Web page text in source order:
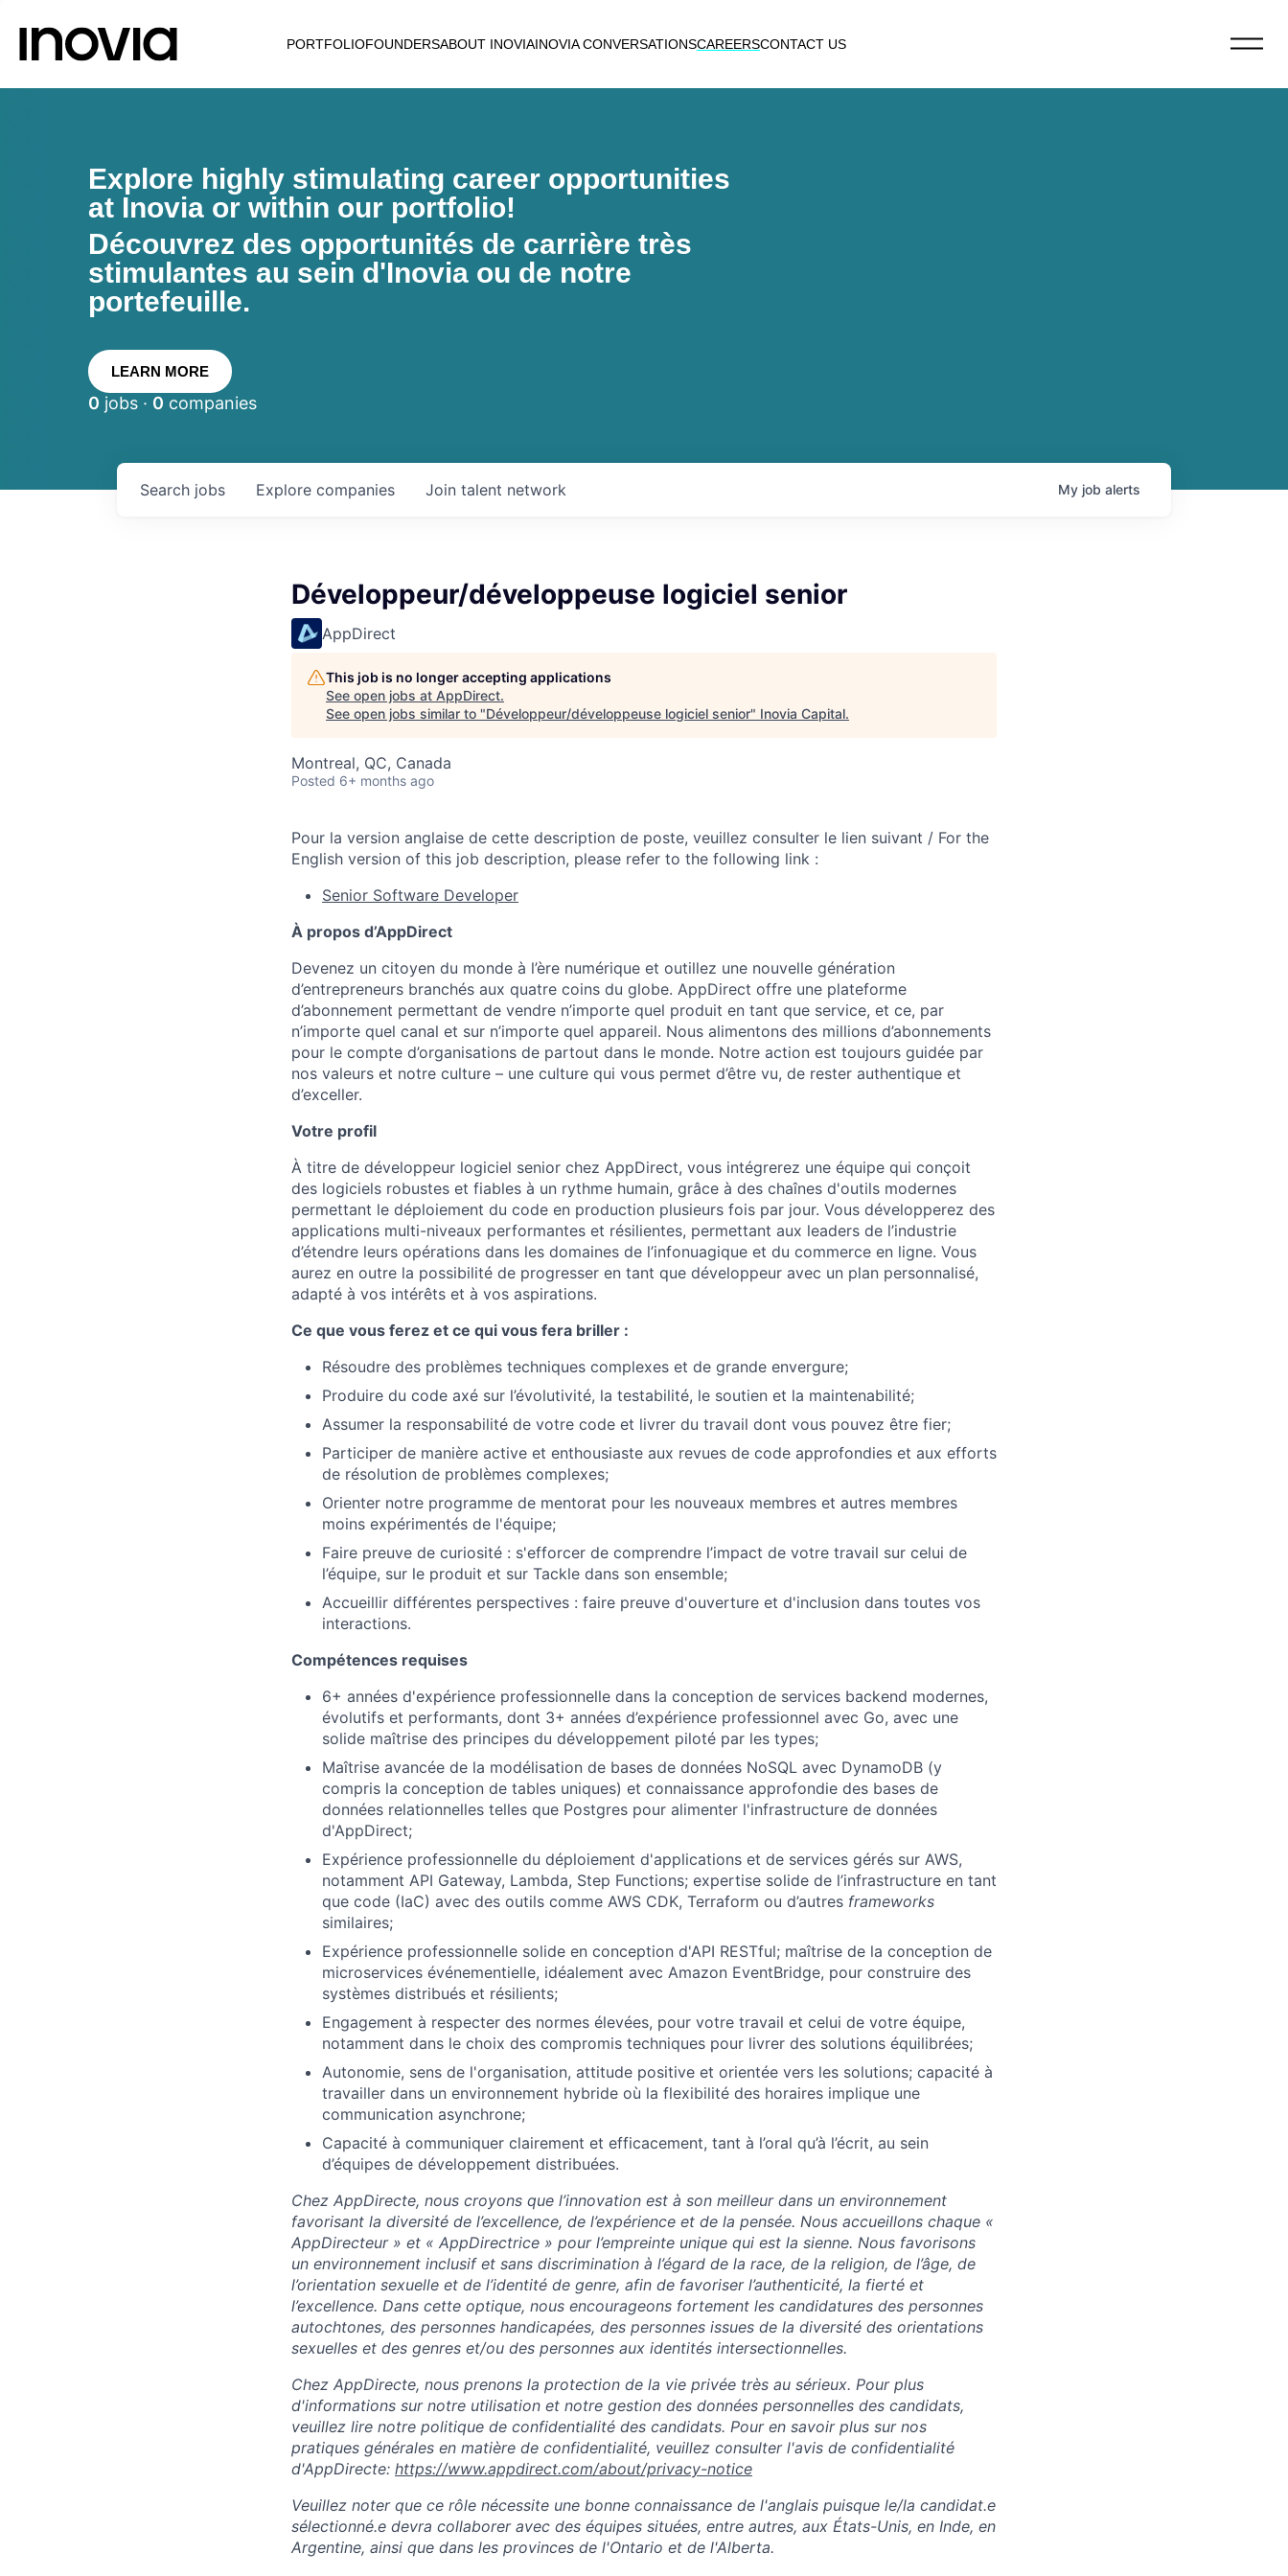
PORTFOLIOFOUNDERSABOUT INOVIAINOVIA CONVERSATIONSCAREERSCONTACT US
Explore highly stimulating career opportunities
at Inovia or within our portfolio!
Découvrez des opportunités de carrière très
stimulantes au sein d'Inovia ou de notre
portefeuille.
LEARN MORE
0 jobs · 0 companies
Search jobs Explore companies Join talent network My job alerts
Développeur/développeuse logiciel senior
AppDirect
This job is no longer accepting applications
See open jobs at AppDirect.
See open jobs similar to "Développeur/développeuse logiciel senior" Inovia Capital.
Montreal, QC, Canada
Posted 6+ months ago
Pour la version anglaise de cette description de poste, veuillez consulter le lien suivant / For the
English version of this job description, please refer to the following link :
Senior Software Developer
À propos d’AppDirect
Devenez un citoyen du monde à l’ère numérique et outillez une nouvelle génération
d’entrepreneurs branchés aux quatre coins du globe. AppDirect offre une plateforme
d’abonnement permettant de vendre n’importe quel produit en tant que service, et ce, par
n’importe quel canal et sur n’importe quel appareil. Nous alimentons des millions d’abonnements
pour le compte d’organisations de partout dans le monde. Notre action est toujours guidée par
nos valeurs et notre culture – une culture qui vous permet d’être vu, de rester authentique et
d’exceller.
Votre profil
À titre de développeur logiciel senior chez AppDirect, vous intégrerez une équipe qui conçoit
des logiciels robustes et fiables à un rythme humain, grâce à des chaînes d'outils modernes
permettant le déploiement du code en production plusieurs fois par jour. Vous développerez des
applications multi-niveaux performantes et résilientes, permettant aux leaders de l’industrie
d’étendre leurs opérations dans les domaines de l’infonuagique et du commerce en ligne. Vous
aurez en outre la possibilité de progresser en tant que développeur avec un plan personnalisé,
adapté à vos intérêts et à vos aspirations.
Ce que vous ferez et ce qui vous fera briller :
Résoudre des problèmes techniques complexes et de grande envergure;
Produire du code axé sur l’évolutivité, la testabilité, le soutien et la maintenabilité;
Assumer la responsabilité de votre code et livrer du travail dont vous pouvez être fier;
Participer de manière active et enthousiaste aux revues de code approfondies et aux efforts
de résolution de problèmes complexes;
Orienter notre programme de mentorat pour les nouveaux membres et autres membres
moins expérimentés de l'équipe;
Faire preuve de curiosité : s'efforcer de comprendre l’impact de votre travail sur celui de
l’équipe, sur le produit et sur Tackle dans son ensemble;
Accueillir différentes perspectives : faire preuve d'ouverture et d'inclusion dans toutes vos
interactions.
Compétences requises
6+ années d'expérience professionnelle dans la conception de services backend modernes,
évolutifs et performants, dont 3+ années d’expérience professionnel avec Go, avec une
solide maîtrise des principes du développement piloté par les types;
Maîtrise avancée de la modélisation de bases de données NoSQL avec DynamoDB (y
compris la conception de tables uniques) et connaissance approfondie des bases de
données relationnelles telles que Postgres pour alimenter l'infrastructure de données
d'AppDirect;
Expérience professionnelle du déploiement d'applications et de services gérés sur AWS,
notamment API Gateway, Lambda, Step Functions; expertise solide de l’infrastructure en tant
que code (IaC) avec des outils comme AWS CDK, Terraform ou d’autres frameworks
similaires;
Expérience professionnelle solide en conception d'API RESTful; maîtrise de la conception de
microservices événementielle, idéalement avec Amazon EventBridge, pour construire des
systèmes distribués et résilients;
Engagement à respecter des normes élevées, pour votre travail et celui de votre équipe,
notamment dans le choix des compromis techniques pour livrer des solutions équilibrées;
Autonomie, sens de l'organisation, attitude positive et orientée vers les solutions; capacité à
travailler dans un environnement hybride où la flexibilité des horaires implique une
communication asynchrone;
Capacité à communiquer clairement et efficacement, tant à l’oral qu’à l’écrit, au sein
d’équipes de développement distribuées.
Chez AppDirecte, nous croyons que l’innovation est à son meilleur dans un environnement
favorisant la diversité de l’excellence, de l’expérience et de la pensée. Nous accueillons chaque «
AppDirecteur » et « AppDirectrice » pour l’empreinte unique qui est la sienne. Nous favorisons
un environnement inclusif et sans discrimination à l’égard de la race, de la religion, de l’âge, de
l’orientation sexuelle et de l’identité de genre, afin de favoriser l’authenticité, la fierté et
l’excellence. Dans cette optique, nous encourageons fortement les candidatures des personnes
autochtones, des personnes handicapées, des personnes issues de la diversité des orientations
sexuelles et des genres et/ou des personnes aux identités intersectionnelles.
Chez AppDirecte, nous prenons la protection de la vie privée très au sérieux. Pour plus
d'informations sur notre utilisation et notre gestion des données personnelles des candidats,
veuillez lire notre politique de confidentialité des candidats. Pour en savoir plus sur nos
pratiques générales en matière de confidentialité, veuillez consulter l'avis de confidentialité
d'AppDirecte: https://www.appdirect.com/about/privacy-notice
Veuillez noter que ce rôle nécessite une bonne connaissance de l'anglais puisque le/la candidat.e
sélectionné.e devra collaborer avec des équipes situées, entre autres, aux États-Unis, en Inde, en
Argentine, ainsi que dans les provinces de l'Ontario et de l'Alberta.